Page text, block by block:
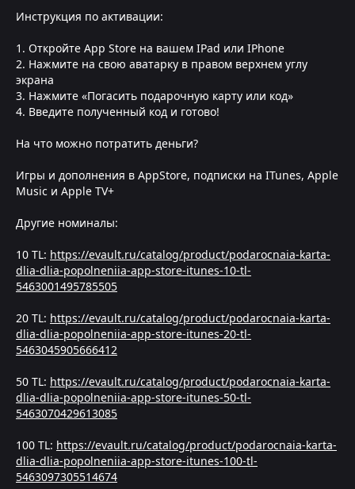
Инструкция по активации:
1. Откройте App Store на вашем IPad или IPhone
2. Нажмите на свою аватарку в правом верхнем углу
экрана
3. Нажмите «Погасить подарочную карту или код»
4. Введите полученный код и готово!
На что можно потратить деньги?
Игры и дополнения в AppStore, подписки на ITunes, Apple
Music и Apple TV+
Другие номиналы:
10 TL: https://evault.ru/catalog/product/podarocnaia-karta-
dlia-dlia-popolneniia-app-store-itunes-10-tl-
5463001495785505
20 TL: https://evault.ru/catalog/product/podarocnaia-karta-
dlia-dlia-popolneniia-app-store-itunes-20-tl-
5463045905666412
50 TL: https://evault.ru/catalog/product/podarocnaia-karta-
dlia-dlia-popolneniia-app-store-itunes-50-tl-
5463070429613085
100 TL: https://evault.ru/catalog/product/podarocnaia-karta-
dlia-dlia-popolneniia-app-store-itunes-100-tl-
5463097305514674